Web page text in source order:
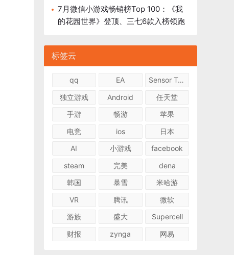
7月微信小游戏畅销榜Top 100：《我
的花园世界》登顶、三七6款入榜领跑
标签云
qq EA
Sensor Tower
独立游戏
Android
任天堂
手游
畅游
苹果
电竞
ios
日本
AI
小游戏
facebook
steam
完美
dena
韩国
暴雪
米哈游
VR
腾讯
微软
游族
盛大
Supercell
财报
zynga 网易